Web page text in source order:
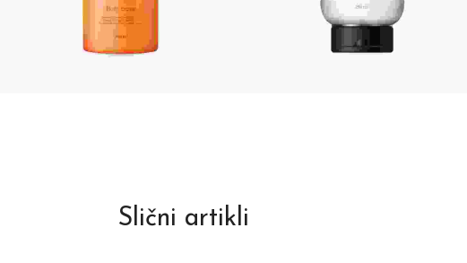
Slični artikli